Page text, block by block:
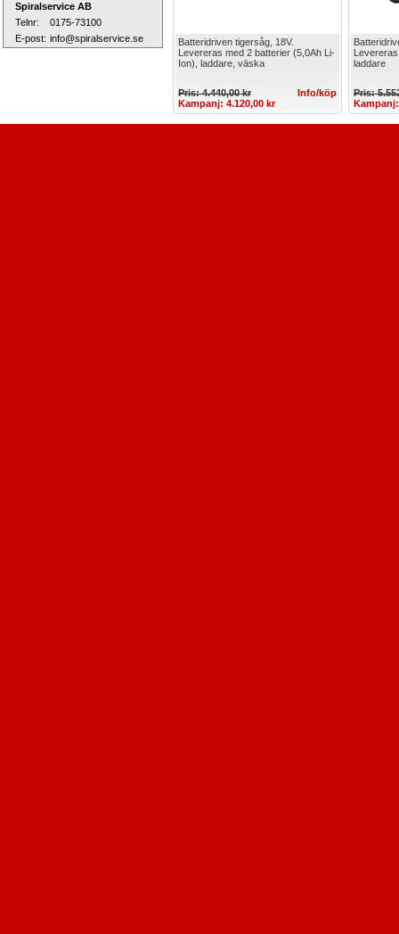
Spiralservice AB
Telnr:
0175-73100
E-post: info@spiralservice.se
Batteridriven tigersåg, 18V.
Levereras med 2 batterier (5,0Ah Li-
Ion), laddare, väska
Pris: 4.440,00 kr
Kampanj: 4.120,00 kr
Info/köp
laddare
Pris: